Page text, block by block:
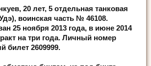
20 лет, 5 отдельная танковая
воинская часть № 46108.
25 ноября 2013 года, в июне 2014
на три года. Личный номер
билет 2609999.